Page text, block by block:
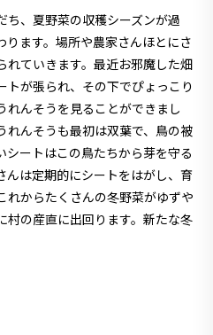
ち、夏野菜の収穫シーズンが過
ります。場所や農家さんほとにさ
れていきます。最近お邪魔した畑
トが張られ、その下でぴょっこり
れんそうを見ることができまし
れんそうも最初は双葉で、鳥の被
ートはこの鳥たちから芽を守る
んは定期的にシートをはがし、育
れからたくさんの冬野菜がゆずや
村の産直に出回ります。新たな冬